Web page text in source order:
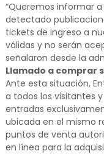
“Queremos informar
detectado
tickets de ingreso a
válidas y no serán
señalaron desde la
Llamado a comprar
Ante esta situación,
a todos los visitantes
entradas
ubicada en el mismo
puntos de venta
en línea para la